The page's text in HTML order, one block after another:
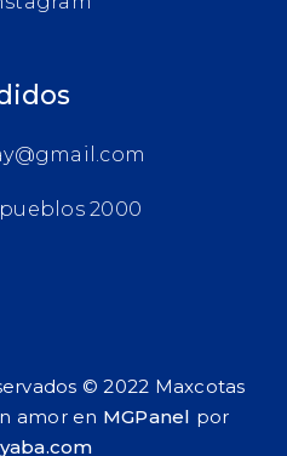
pueblos 2000
© 2022 Maxcotas
amor en MGPanel por